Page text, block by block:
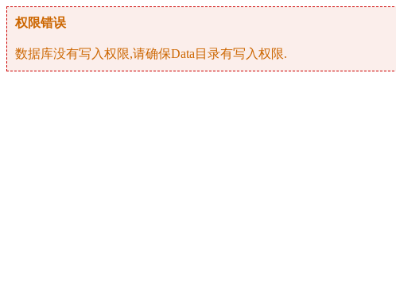
权限错误
数据库没有写入权限,请确保Data目录有写入权限.